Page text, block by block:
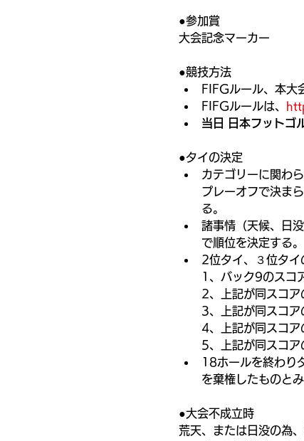
●参加賞
大会記念マーカー
●競技方法
FIFGルール、本大
FIFGルールは、
当日 日本フットゴ
●タイの決定
カテゴリーに関わ
プレーオフで決ま
る。
諸事情（天候、日
で順位を決定する。
2位タイ、３位タイ
1、バック9のスコ
2、上記が同スコア
3、上記が同スコア
4、上記が同スコア
5、上記が同スコア
18ホールを終わり
を棄権したものとみ
●大会不成立時
荒天、または日没の為